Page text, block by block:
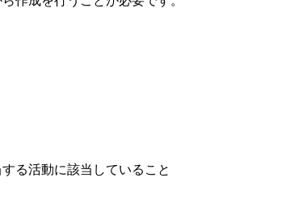
る活動に該当していること